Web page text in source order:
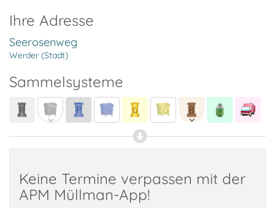
Ihre Adresse
Seerosenweg
Werder (Stadt)
Sammelsysteme
Keine Termine verpassen mit der
APM Müllman-App!